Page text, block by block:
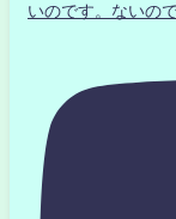
いのです。ないので